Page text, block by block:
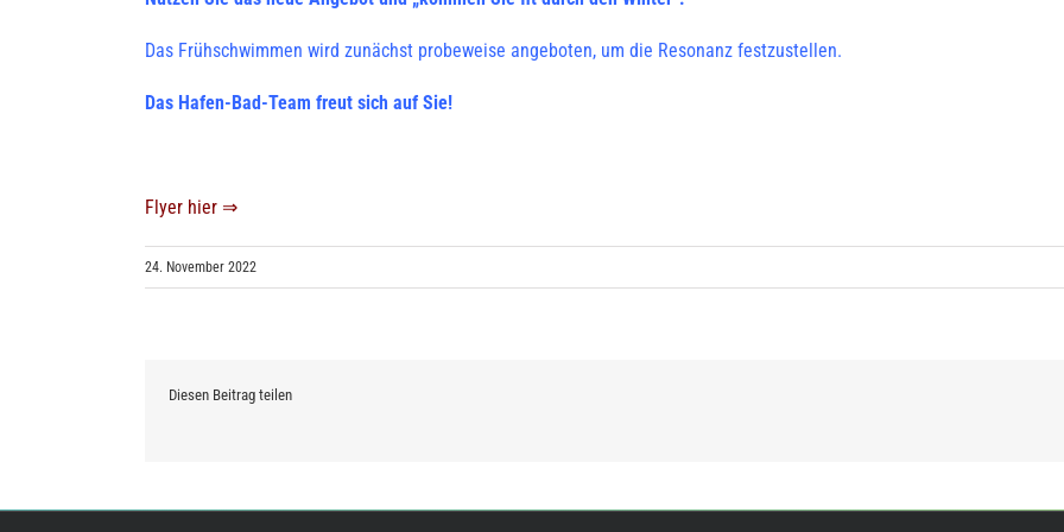
Das Frühschwimmen wird zunächst probeweise angeboten, um die Resonanz festzustellen.
Das Hafen-Bad-Team freut sich auf Sie!
Flyer hier ⇒
24. November 2022
Diesen Beitrag teilen